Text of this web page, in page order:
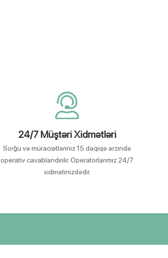
24/7 Müştəri Xidmətləri
Sorğu və müraciətləriniz 15 dəqiqə ərzində
operativ cavablandırılır. Operatorlarımız 24/7
xidmətinizdədir.